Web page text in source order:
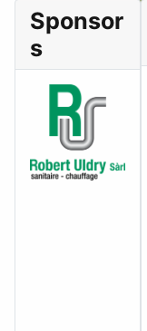
Sponsor
s